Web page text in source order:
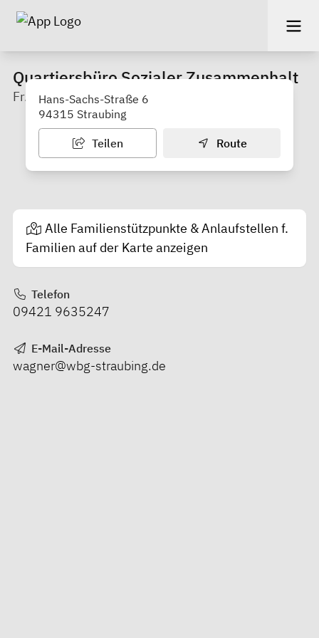
Quartiersbüro Sozialer Zusammenhalt
Fr. Kerstin Wagner
Hans-Sachs-Straße 6
94315 Straubing
Teilen Route
Alle Familienstützpunkte & Anlaufstellen f.
Familien auf der Karte anzeigen
Telefon
09421 9635247
E-Mail-Adresse
wagner@wbg-straubing.de